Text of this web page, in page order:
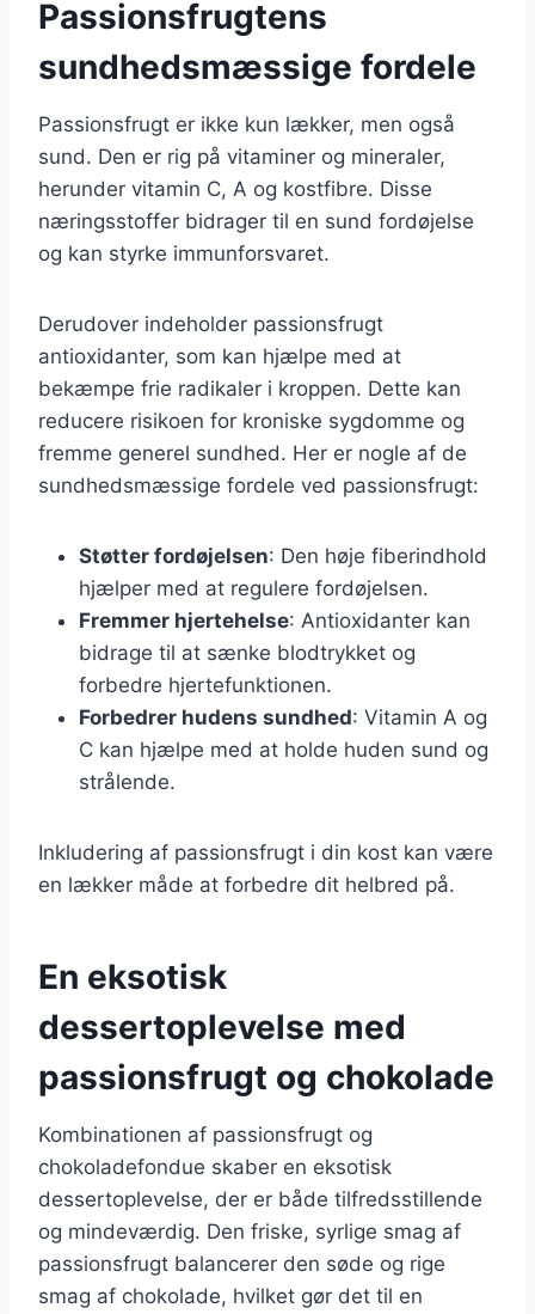
Passionsfrugtens
sundhedsmæssige fordele
Passionsfrugt er ikke kun lækker, men også
sund. Den er rig på vitaminer og mineraler,
herunder vitamin C, A og kostfibre. Disse
næringsstoffer bidrager til en sund fordøjelse
og kan styrke immunforsvaret.
Derudover indeholder passionsfrugt
antioxidanter, som kan hjælpe med at
bekæmpe frie radikaler i kroppen. Dette kan
reducere risikoen for kroniske sygdomme og
fremme generel sundhed. Her er nogle af de
sundhedsmæssige fordele ved passionsfrugt:
Støtter fordøjelsen: Den høje fiberindhold
hjælper med at regulere fordøjelsen.
Fremmer hjertehelse: Antioxidanter kan
bidrage til at sænke blodtrykket og
forbedre hjertefunktionen.
Forbedrer hudens sundhed: Vitamin A og
C kan hjælpe med at holde huden sund og
strålende.
Inkludering af passionsfrugt i din kost kan være
en lækker måde at forbedre dit helbred på.
En eksotisk
dessertoplevelse med
passionsfrugt og chokolade
Kombinationen af passionsfrugt og
chokoladefondue skaber en eksotisk
dessertoplevelse, der er både tilfredsstillende
og mindeværdig. Den friske, syrlige smag af
passionsfrugt balancerer den søde og rige
smag af chokolade, hvilket gør det til en